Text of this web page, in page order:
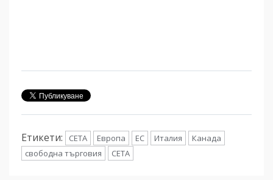
Етикети: CETA Европа ЕС Италия
Канада
свободна търговия
СЕТА